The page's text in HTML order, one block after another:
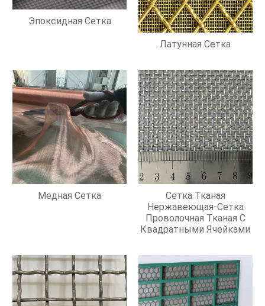
Эпоксидная Сетка
Латунная Сетка
Медная Сетка
Сетка Тканая
Нержавеющая-Сетка
Проволочная Тканая С
Квадратными Ячейками